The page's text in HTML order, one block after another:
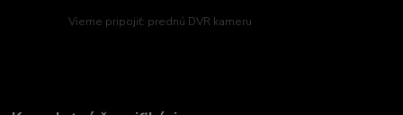
Vieme pripojiť: prednú DVR kameru